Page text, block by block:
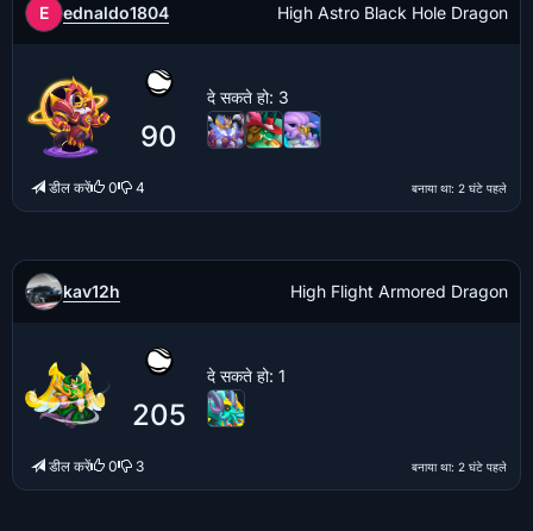
E ednaldo1804 High Astro Black Hole Dragon
90
दे सकते हो: 3
बनाया था: 2 घंटे पहले
डील करें 0 4
kav12h High Flight Armored Dragon
205
दे सकते हो: 1
बनाया था: 2 घंटे पहले
डील करें 0 3